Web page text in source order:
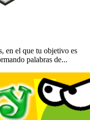
en el que tu objetivo es
palabras de...